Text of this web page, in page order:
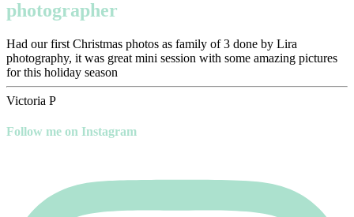
photographer
Had our first Christmas photos as family of 3 done by Lira
photography, it was great mini session with some amazing pictures
for this holiday season
Victoria P
Follow me on Instagram